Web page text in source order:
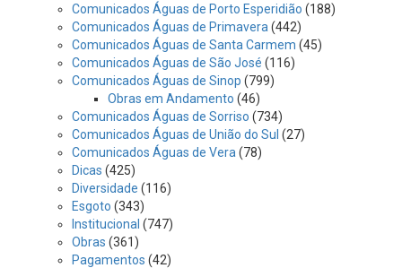
Comunicados Águas de Porto Esperidião (188)
Comunicados Águas de Primavera (442)
Comunicados Águas de Santa Carmem (45)
Comunicados Águas de São José (116)
Comunicados Águas de Sinop (799)
Obras em Andamento (46)
Comunicados Águas de Sorriso (734)
Comunicados Águas de União do Sul (27)
Comunicados Águas de Vera (78)
Dicas (425)
Diversidade (116)
Esgoto (343)
Institucional (747)
Obras (361)
Pagamentos (42)